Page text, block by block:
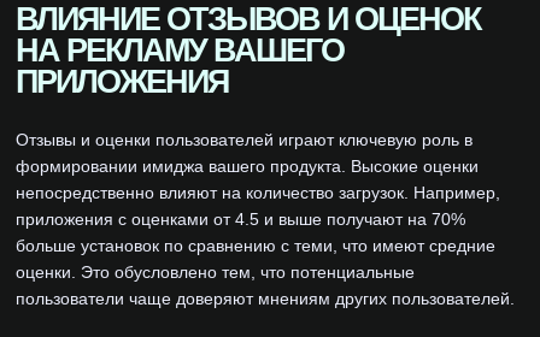
ВЛИЯНИЕ ОТЗЫВОВ И ОЦЕНОК
НА РЕКЛАМУ ВАШЕГО
ПРИЛОЖЕНИЯ
Отзывы и оценки пользователей играют ключевую роль в
формировании имиджа вашего продукта. Высокие оценки
непосредственно влияют на количество загрузок. Например,
приложения с оценками от 4.5 и выше получают на 70%
больше установок по сравнению с теми, что имеют средние
оценки. Это обусловлено тем, что потенциальные
пользователи чаще доверяют мнениям других пользователей.